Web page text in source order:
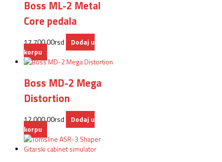
Boss ML-2 Metal
Core pedala
17.700,00rsd
Dodaj u
korpu
Boss MD-2 Mega
Distortion
12.000,00rsd
Dodaj u
korpu